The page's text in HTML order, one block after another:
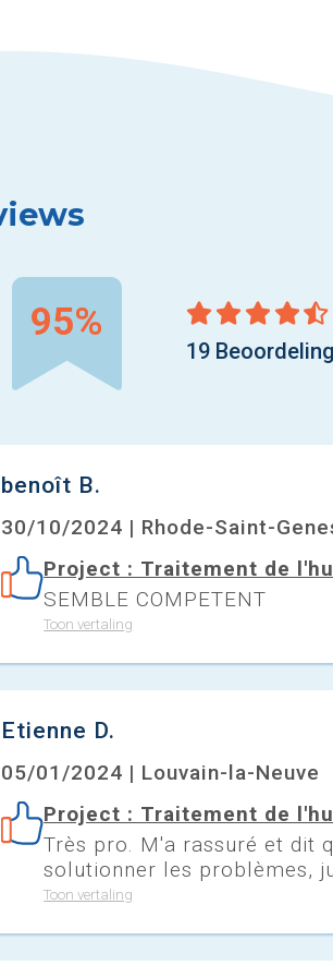
95%
19
benoît B.
30/10/2024 | Rhode-Saint-
Project : Traitement de
SEMBLE COMPETENT
Toon vertaling
Etienne D.
05/01/2024 | Louvain-la-Neuve
Project : Traitement de
Très pro. M'a rassuré et dit
solutionner les problèmes,
Toon vertaling